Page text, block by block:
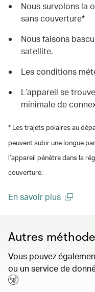
Nous survolons la
sans couverture*
Nous faisons
satellite.
Les conditions
L’appareil se
minimale de
* Les trajets polaires au
peuvent subir une longue
l’appareil pénètre dans la
couverture.
En savoir plus
Autres
Vous pouvez
ou un service de